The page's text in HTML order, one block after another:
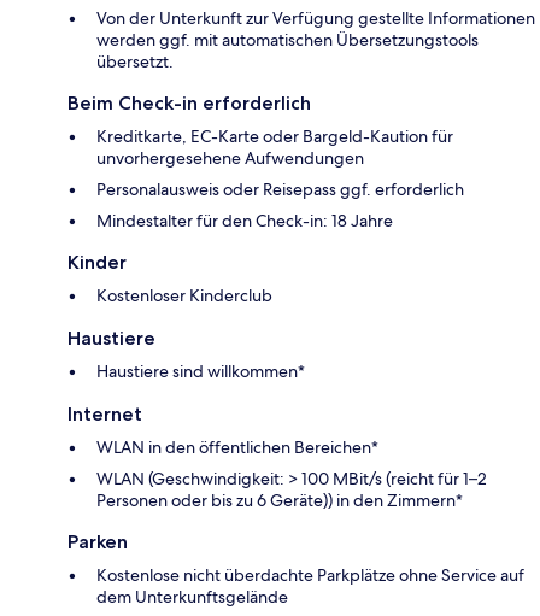
Von der Unterkunft zur Verfügung gestellte Informationen
werden ggf. mit automatischen Übersetzungstools
übersetzt.
Beim Check-in erforderlich
Kreditkarte, EC-Karte oder Bargeld-Kaution für
unvorhergesehene Aufwendungen
Personalausweis oder Reisepass ggf. erforderlich
Mindestalter für den Check-in: 18 Jahre
Kinder
Kostenloser Kinderclub
Haustiere
Haustiere sind willkommen*
Internet
WLAN in den öffentlichen Bereichen*
WLAN (Geschwindigkeit: > 100 MBit/s (reicht für 1–2
Personen oder bis zu 6 Geräte)) in den Zimmern*
Parken
Kostenlose nicht überdachte Parkplätze ohne Service auf
dem Unterkunftsgelände